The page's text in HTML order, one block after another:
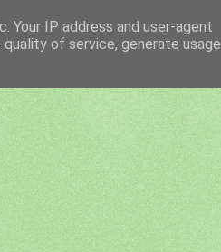
Your IP address and user-agent
of service, generate usage